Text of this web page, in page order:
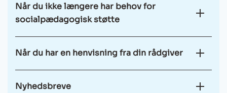
Når du ikke længere har behov for
socialpædagogisk støtte
Når du har en henvisning fra din rådgiver
Nyhedsbreve